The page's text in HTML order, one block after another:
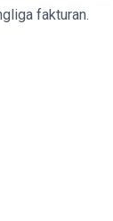
fakturan.